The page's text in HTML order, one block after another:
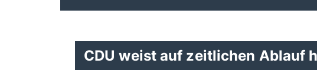
CDU weist auf zeitlichen Ablauf